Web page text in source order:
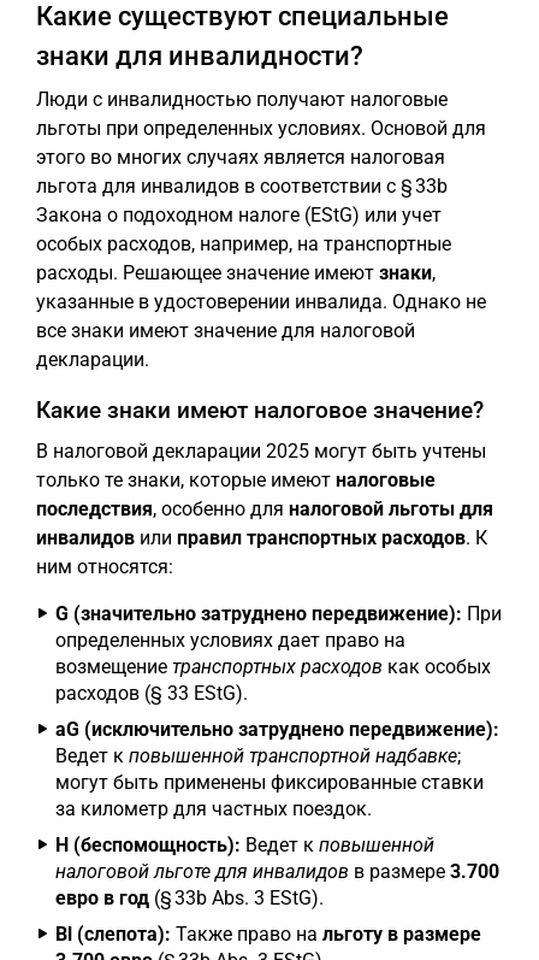
Какие существуют специальные
знаки для инвалидности?
Люди с инвалидностью получают налоговые
льготы при определенных условиях. Основой для
этого во многих случаях является налоговая
льгота для инвалидов в соответствии с § 33b
Закона о подоходном налоге (EStG) или учет
особых расходов, например, на транспортные
расходы. Решающее значение имеют знаки,
указанные в удостоверении инвалида. Однако не
все знаки имеют значение для налоговой
декларации.
Какие знаки имеют налоговое значение?
В налоговой декларации 2025 могут быть учтены
только те знаки, которые имеют налоговые
последствия, особенно для налоговой льготы для
инвалидов или правил транспортных расходов. К
ним относятся:
G (значительно затруднено передвижение): При
определенных условиях дает право на
возмещение транспортных расходов как особых
расходов (§ 33 EStG).
aG (исключительно затруднено передвижение):
Ведет к повышенной транспортной надбавке;
могут быть применены фиксированные ставки
за километр для частных поездок.
H (беспомощность): Ведет к повышенной
налоговой льготе для инвалидов в размере 3.700
евро в год (§ 33b Abs. 3 EStG).
Bl (слепота): Также право на льготу в размере